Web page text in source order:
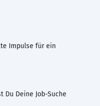
Impulse für ein
Deine Job-Suche